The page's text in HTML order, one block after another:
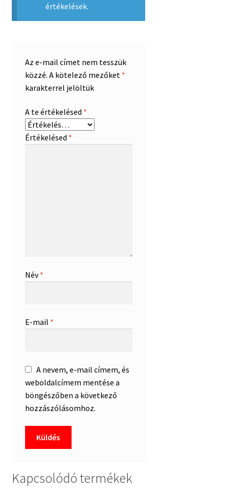
értékelések.
Az e-mail címet nem tesszük
közzé. A kötelező mezőket *
karakterrel jelöltük
A te értékelésed *
Értékelésed *
Név*
E-mail *
A nevem, e-mail címem, és
weboldalcímem mentése a
böngészőben a következő
hozzászólásomhoz.
Kapcsolódó termékek